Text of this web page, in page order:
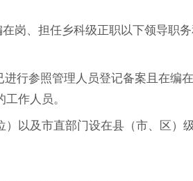
岗、担任乡科级正职以下领导职
行参照管理人员登记备案且在编在
作人员。
以及市直部门设在县（市、区）